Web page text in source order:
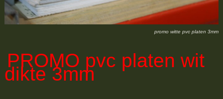
promo witte pvc platen 3mm
PROMO pvc platen wit
dikte 3mm